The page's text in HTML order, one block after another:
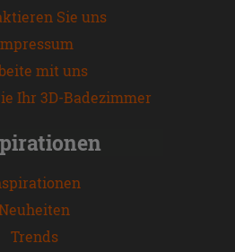
Sie uns
mit uns
Ihr 3D-Badezimmer
Trends